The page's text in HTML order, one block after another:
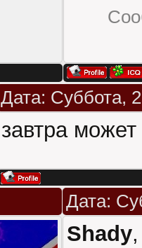
Дата: Суббота,
завтра может
Дата:
Shady,